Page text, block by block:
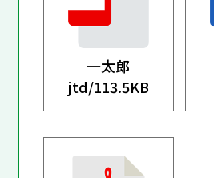
一太郎
jtd/113.5KB